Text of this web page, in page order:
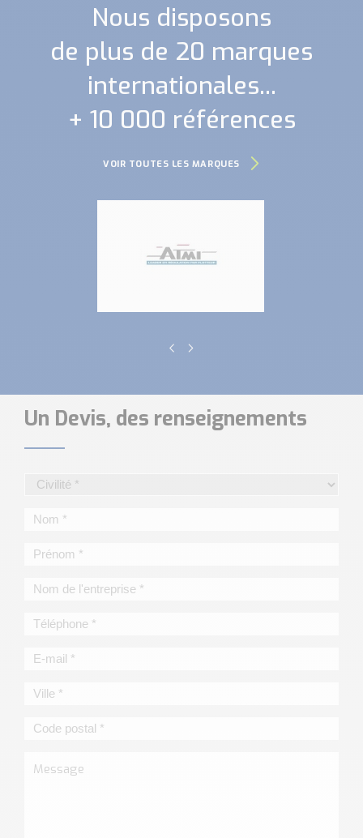
Nous disposons
de plus de 20 marques
internationales...
+ 10 000 références
VOIR TOUTES LES MARQUES
Un Devis, des renseignements